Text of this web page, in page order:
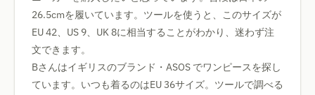
26.5cmを履いています。ツールを使うと、このサイズが
EU 42、US 9、UK 8に相当することがわかり、迷わず注
文できます。
Bさんはイギリスのブランド・ASOS でワンピースを探し
ています。いつも着るのはEU 36サイズ。ツールで調べる